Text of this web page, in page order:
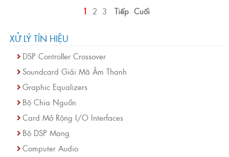
1 2 3 Tiếp Cuối
XỬ LÝ TÍN HIỆU
DSP Controller Crossover
Soundcard Giải Mã Âm Thanh
Graphic Equalizers
Bộ Chia Nguồn
Card Mở Rộng I/O Interfaces
Bộ DSP Mạng
Computer Audio